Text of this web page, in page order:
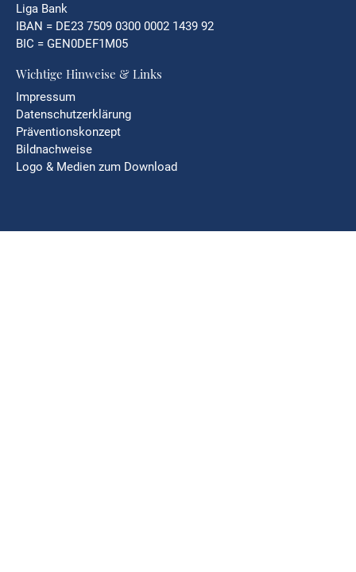
Liga Bank
IBAN = DE23 7509 0300 0002 1439 92
BIC = GEN0DEF1M05
Wichtige Hinweise & Links
Impressum
Datenschutzerklärung
Präventionskonzept
Bildnachweise
Logo & Medien zum Download